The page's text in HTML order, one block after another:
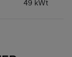
49 kWt